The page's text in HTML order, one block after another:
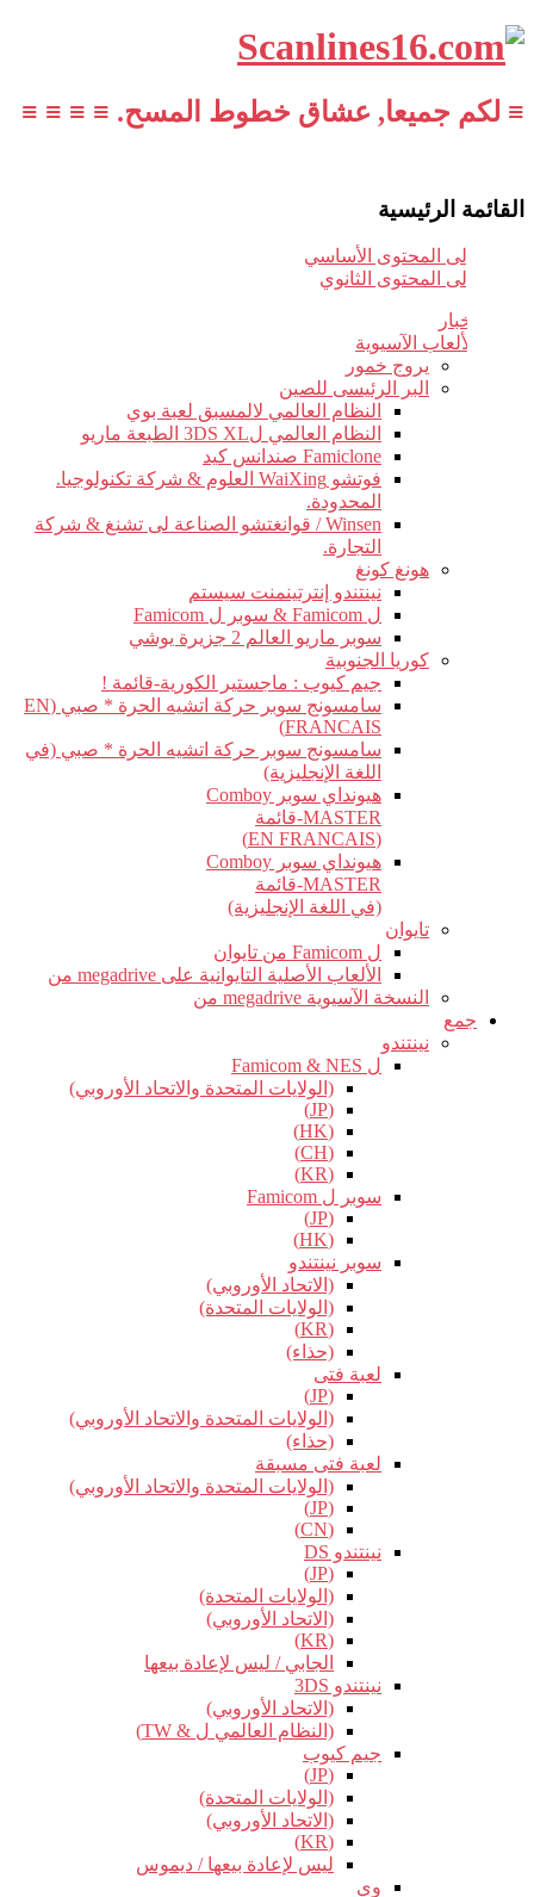
≡ لكم جميعا, عشاق خطوط المسح. ≡ ≡ ≡ ≡
القائمة الرئيسية
تخطي إلى المحتوى الأساسي
تخطي إلى المحتوى الثانوي
أخبار
الألعاب الآسيوية
يروج خمور
البر الرئيسى للصين
النظام العالمي لالمسبق لعبة بوي
النظام العالمي ل3DS XL الطبعة ماريو
Famiclone صندانس كيد
فوتشو WaiXing العلوم & شركة تكنولوجيا.
المحدودة.
Winsen / قوانغتشو الصناعة لى تشنغ & شركة
التجارة.
هونغ كونغ
نينتندو إنترتينمنت سيستم
ل Famicom & سوبر ل Famicom
سوبر ماريو العالم 2 جزيرة يوشي
كوريا الجنوبية
جيم كيوب : ماجستير الكورية-قائمة !
سامسونج سوبر حركة اتشيه الحرة * صبي (EN
FRANCAIS)
سامسونج سوبر حركة اتشيه الحرة * صبي (في
اللغة الإنجليزية)
هيونداي سوبر Comboy
MASTER-قائمة
(EN FRANCAIS)
هيونداي سوبر Comboy
MASTER-قائمة
(في اللغة الإنجليزية)
تايوان
ل Famicom من تايوان
الألعاب الأصلية التايوانية على megadrive من
النسخة الآسيوية megadrive من
جمع
نينتندو
ل Famicom & NES
(الولايات المتحدة والاتحاد الأوروبي)
(JP)
(HK)
(CH)
(KR)
سوبر ل Famicom
(JP)
(HK)
سوبر نينتندو
(الاتحاد الأوروبي)
(الولايات المتحدة)
(KR)
(حذاء)
لعبة فتى
(JP)
(الولايات المتحدة والاتحاد الأوروبي)
(حذاء)
لعبة فتى مسبقة
(الولايات المتحدة والاتحاد الأوروبي)
(JP)
(CN)
نينتندو DS
(JP)
(الولايات المتحدة)
(الاتحاد الأوروبي)
(KR)
الجابي / ليس لإعادة بيعها
نينتندو 3DS
(الاتحاد الأوروبي)
(النظام العالمي ل & TW)
جيم كيوب
(JP)
(الولايات المتحدة)
(الاتحاد الأوروبي)
(KR)
ليس لإعادة بيعها / ديموس
وي